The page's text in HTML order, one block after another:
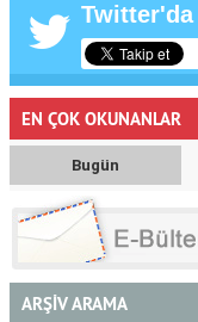
Twitter'da
EN ÇOK OKUNANLAR
Bugün
ARŞİV ARAMA